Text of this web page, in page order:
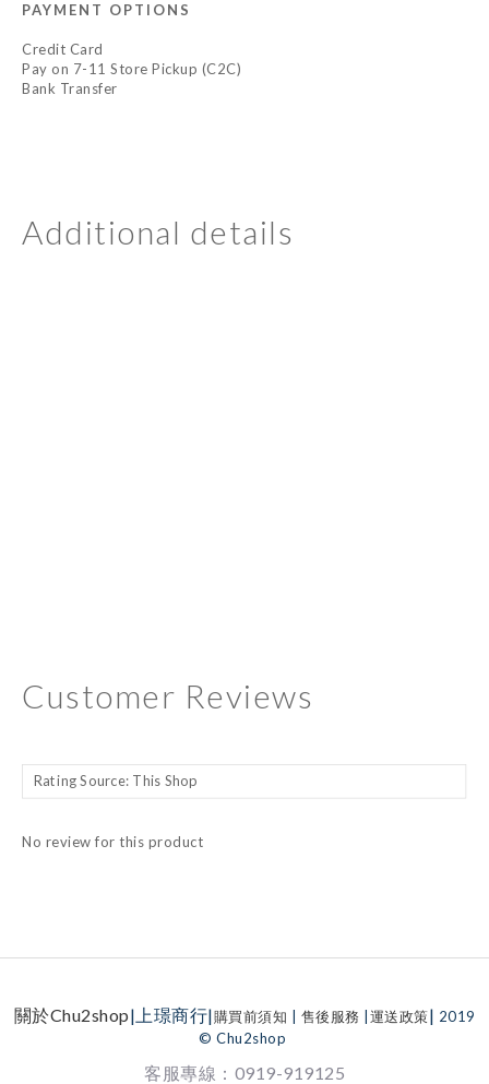
PAYMENT OPTIONS
Credit Card
Pay on 7-11 Store Pickup (C2C)
Bank Transfer
Additional details
Customer Reviews
No review for this product
關於Chu2shop|上璟商行|購買前須知 售後服務 運送政策| 2019
© Chu2shop
客服專線：0919-919125